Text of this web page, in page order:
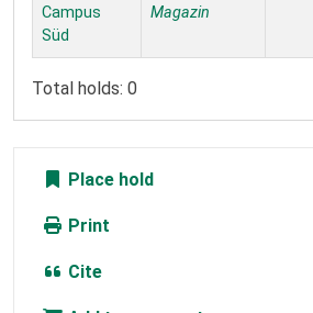
Campus
Süd
Magazin
Total holds: 0
Place hold
Print
Cite